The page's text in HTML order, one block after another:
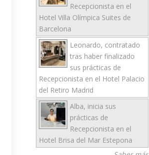
Recepcionista en el
Hotel Villa Olímpica Suites de
Barcelona
Leonardo, contratado
tras haber finalizado
sus prácticas de
Recepcionista en el Hotel Palacio
del Retiro Madrid
Alba, inicia sus
prácticas de
Recepcionista en el
Hotel Brisa del Mar Estepona